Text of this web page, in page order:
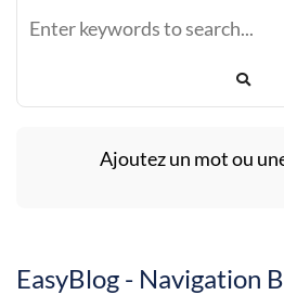
Ajoutez un mot ou
EasyBlog - Navigation